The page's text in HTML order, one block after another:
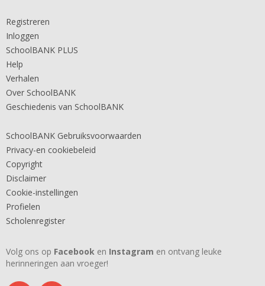
Registreren
Inloggen
SchoolBANK PLUS
Help
Verhalen
Over SchoolBANK
Geschiedenis van SchoolBANK
SchoolBANK Gebruiksvoorwaarden
Privacy-en cookiebeleid
Copyright
Disclaimer
Cookie-instellingen
Profielen
Scholenregister
Volg ons op Facebook en Instagram en ontvang leuke
herinneringen aan vroeger!